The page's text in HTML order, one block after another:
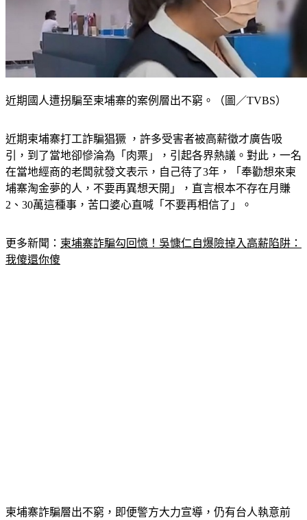
近期國人遭拐騙至柬埔寨的案例層出不窮。（圖／TVBS）
近期柬埔寨打工詐騙猖獗 ，許多受害者被高薪徵才廣告吸
引，到了當地卻慘淪為「肉票」，引起各界熱議。對此，一名
在當地經商的老闆就發文表示，自己待了3年，「奉勸想來柬
埔寨淘金夢的人，不要再異想天開」，直言根本不存在月賺
2、30萬這種事，苦口婆心直喊「不要再相信了」。
更多新聞： 柬埔寨詐騙勾回憶！吳慷仁自爆險掉入高薪陷阱：
我傻還你傻
柬埔寨詐騙層出不窮，即便警方大力宣導，仍有台人執意前